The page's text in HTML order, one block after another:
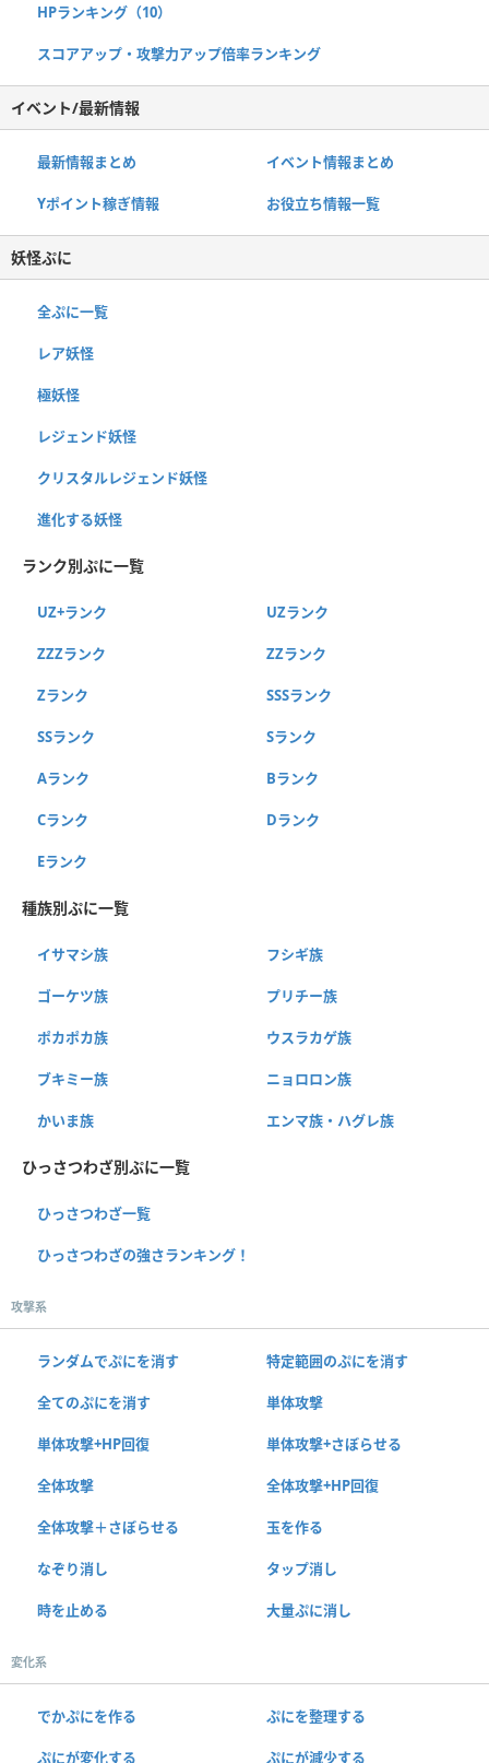
HPランキング（10）
スコアアップ・攻撃力アップ倍率ランキング
イベント/最新情報
最新情報まとめ イベント情報まとめ
Yポイント稼ぎ情報 お役立ち情報一覧
妖怪ぷに
全ぷに一覧
レア妖怪
極妖怪
レジェンド妖怪
クリスタルレジェンド妖怪
進化する妖怪
ランク別ぷに一覧
UZ+ランク UZランク
ZZZランク ZZランク
Zランク SSSランク
SSランク Sランク
Aランク Bランク
Cランク Dランク
Eランク
種族別ぷに一覧
イサマシ族 フシギ族
ゴーケツ族 プリチー族
ポカポカ族 ウスラカゲ族
ブキミー族 ニョロロン族
かいま族 エンマ族・ハグレ族
ひっさつわざ別ぷに一覧
ひっさつわざ一覧
ひっさつわざの強さランキング！
攻撃系
ランダムでぷにを消す 特定範囲のぷにを消す
全てのぷにを消す 単体攻撃
単体攻撃+HP回復 単体攻撃+さぼらせる
全体攻撃 全体攻撃+HP回復
全体攻撃＋さぼらせる 玉を作る
なぞり消し タップ消し
時を止める 大量ぷに消し
変化系
でかぷにを作る ぷにを整理する
ぷにが変化する ぷにが減少する